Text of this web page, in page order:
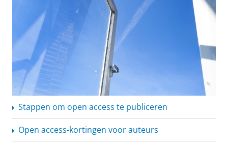
Stappen om open access te publiceren
Open access-kortingen voor auteurs